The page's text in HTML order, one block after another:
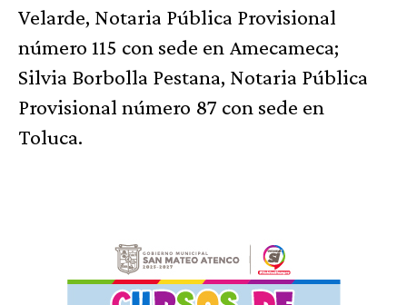
Velarde, Notaria Pública Provisional
número 115 con sede en Amecameca;
Silvia Borbolla Pestana, Notaria Pública
Provisional número 87 con sede en
Toluca.